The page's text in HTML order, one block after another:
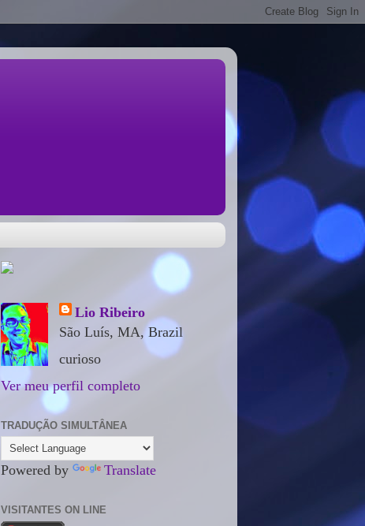
Lio Ribeiro
São Luís, MA, Brazil
curioso
Ver meu perfil completo
TRADUÇÃO SIMULTÂNEA
Powered by Translate
VISITANTES ON LINE